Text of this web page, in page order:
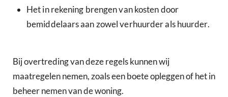
Het in rekening brengen van kosten door
bemiddelaars aan zowel verhuurder als huurder.
Bij overtreding van deze regels kunnen wij
maatregelen nemen, zoals een boete opleggen of het in
beheer nemen van de woning.